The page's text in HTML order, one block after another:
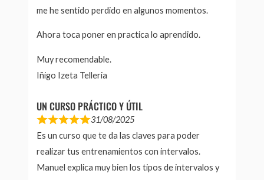
me he sentido perdido en algunos momentos.
Ahora toca poner en practica lo aprendido.
Muy recomendable.
Iñigo Izeta Telleria
UN CURSO PRÁCTICO Y ÚTIL
31/08/2025
Es un curso que te da las claves para poder
realizar tus entrenamientos con intervalos.
Manuel explica muy bien los tipos de intervalos y